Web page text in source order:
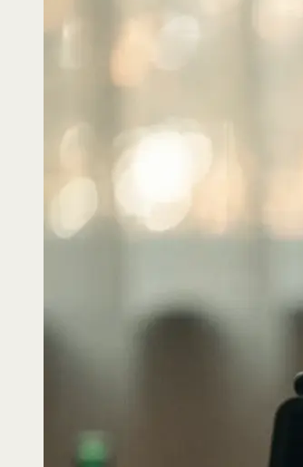
Eine gute
die Bausteine des…